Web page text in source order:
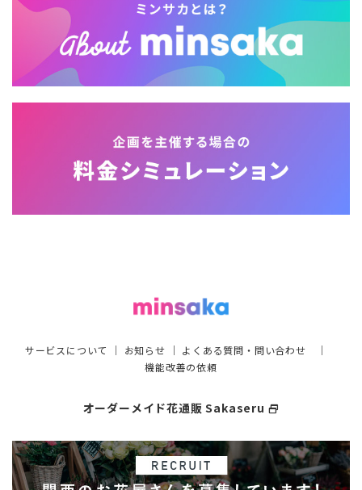
サービスについて ｜ お知らせ ｜ よくある質問・問い合わせ ｜
機能改善の依頼
オーダーメイド花通販 Sakaseru select_window